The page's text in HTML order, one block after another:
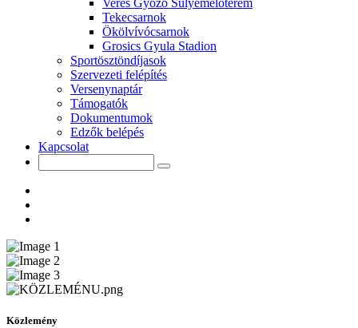
Tekecsarnok
Ökölvívócsarnok
Grosics Gyula Stadion
Sportösztöndíjasok
Szervezeti felépítés
Versenynaptár
Támogatók
Dokumentumok
Edzők belépés
Kapcsolat
Közlemény